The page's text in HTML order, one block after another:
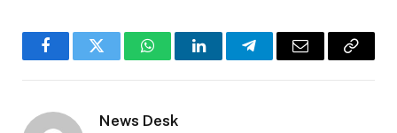
FacebookTwitter WhatsAppLinkedInTelegramEmail
Copy
News Desk